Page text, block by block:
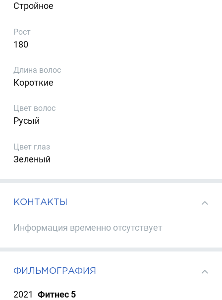
Стройное
Рост
180
Длина волос
Короткие
Цвет волос
Русый
Цвет глаз
Зеленый
КОНТАКТЫ
Информация временно отсутствует
ФИЛЬМОГРАФИЯ
2021 Фитнес 5